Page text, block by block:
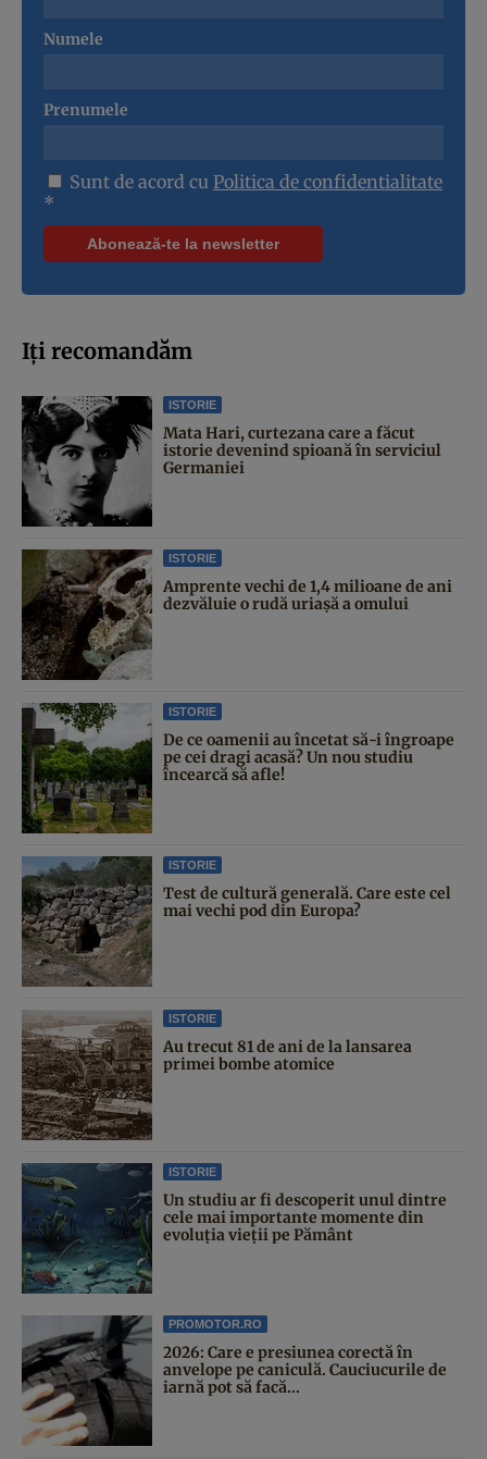
Numele
Prenumele
Sunt de acord cu Politica de confidentialitate
*
Iți recomandăm
ISTORIE
Mata Hari, curtezana care a făcut
istorie devenind spioană în serviciul
Germaniei
ISTORIE
Amprente vechi de 1,4 milioane de ani
dezvăluie o rudă uriașă a omului
ISTORIE
De ce oamenii au încetat să-i îngroape
pe cei dragi acasă? Un nou studiu
încearcă să afle!
ISTORIE
Test de cultură generală. Care este cel
mai vechi pod din Europa?
ISTORIE
Au trecut 81 de ani de la lansarea
primei bombe atomice
ISTORIE
Un studiu ar fi descoperit unul dintre
cele mai importante momente din
evoluția vieții pe Pământ
PROMOTOR.RO
2026: Care e presiunea corectă în
anvelope pe caniculă. Cauciucurile de
iarnă pot să facă...